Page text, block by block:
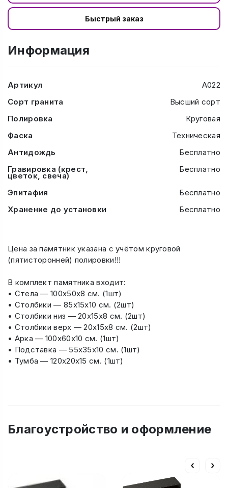
Быстрый заказ
Информация
Артикул
А022
Сорт гранита
Высший сорт
Полировка
Круговая
Фаска
Техническая
Антидождь
Бесплатно
Гравировка (крест,
цветок, свеча)
Бесплатно
Эпитафия
Бесплатно
Хранение до установки
Бесплатно
Цена за памятник указана с учётом круговой
(пятисторонней) полировки!!!
В комплект памятника входит:
• Стела — 100х50х8 см. (1шт)
• Столбики — 85х15х10 см. (2шт)
• Столбики низ — 20х15х8 см. (2шт)
• Столбики верх — 20х15х8 см. (2шт)
• Арка — 100х60х10 см. (1шт)
• Подставка — 55х35х10 см. (1шт)
• Тумба — 120х20х15 см. (1шт)
Благоустройство и оформление